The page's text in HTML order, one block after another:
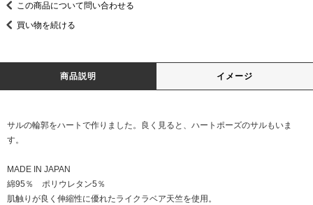
この商品について問い合わせる
買い物を続ける
商品説明 イメージ
サルの輪郭をハートで作りました。良く見ると、ハートポーズのサルもいま
す。
MADE IN JAPAN
綿95％ ポリウレタン5％
肌触りが良く伸縮性に優れたライクラベア天竺を使用。